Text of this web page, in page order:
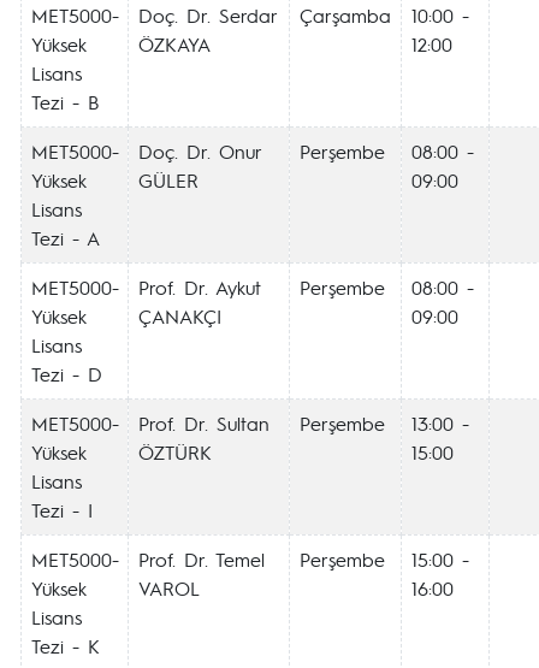
MET5000-
Yüksek
Lisans
Tezi - B
Doç. Dr. Serdar
ÖZKAYA
Çarşamba
10:00 -
12:00
MET5000-
Yüksek
Lisans
Tezi - A
Doç. Dr. Onur
GÜLER
Perşembe
08:00 -
09:00
MET5000-
Yüksek
Lisans
Tezi - D
Prof. Dr. Aykut
ÇANAKÇI
Perşembe
08:00 -
09:00
MET5000-
Yüksek
Lisans
Tezi - I
Prof. Dr. Sultan
ÖZTÜRK
Perşembe
13:00 -
15:00
MET5000-
Yüksek
Lisans
Tezi - K
Prof. Dr. Temel
VAROL
Perşembe
15:00 -
16:00